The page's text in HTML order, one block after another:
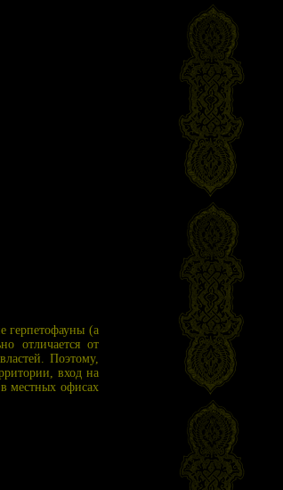
герпетофауны (а
отличается от
Поэтому,
вход на
местных офисах